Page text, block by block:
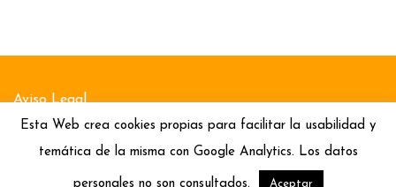
Aviso Legal
Esta Web crea cookies propias para facilitar la usabilidad y
temática de la misma con Google Analytics. Los datos
personales no son consultados. Aceptar